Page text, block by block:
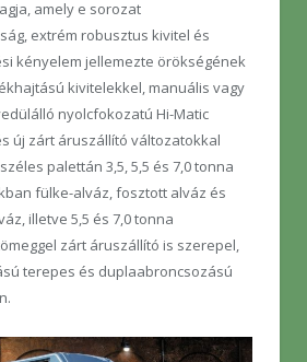
amely e sorozat
extrém robusztus kivitel és
kényelem jellemezte örökségének
kivitelekkel, manuális vagy
nyolcfokozatú Hi-Matic
új zárt áruszállító változatokkal
palettán 3,5, 5,5 és 7,0 tonna
fülke-alváz, fosztott alváz és
illetve 5,5 és 7,0 tonna
zárt áruszállító is szerepel,
terepes és duplaabroncsozású